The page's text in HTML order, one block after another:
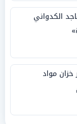
الكدواني
مواد